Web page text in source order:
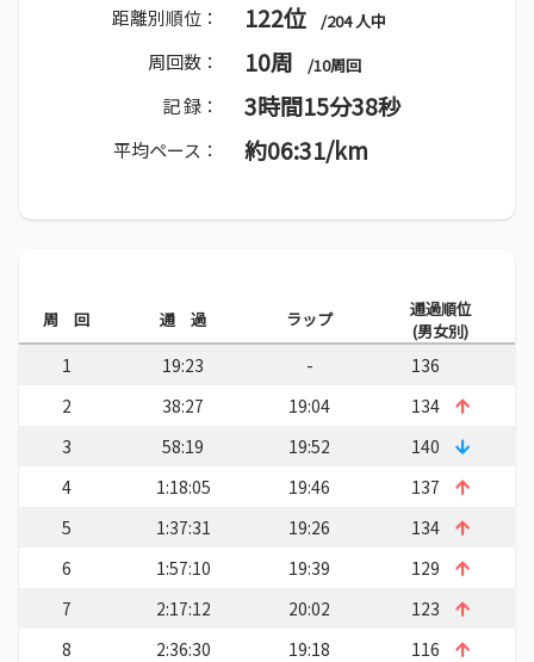
距離別順位： 122位 /204 人中
周回数： 10周 /10周回
記 録： 3時間15分38秒
平均ペース： 約06:31/km
周 回 通 過 ラップ
通過順位
(男女別)
1 19:23 -
136
2
38:27 19:04
134
3
58:19 19:52
140
4
1:18:05 19:46
137
5
1:37:31 19:26
134
6
1:57:10 19:39
129
7
2:17:12 20:02
123
8
2:36:30 19:18
116